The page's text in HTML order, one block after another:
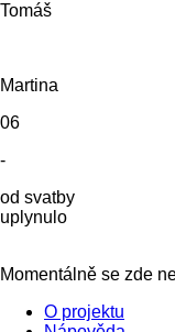
Tomáš
Martina
06
-
od svatby
uplynulo
Momentálně se zde
O projektu